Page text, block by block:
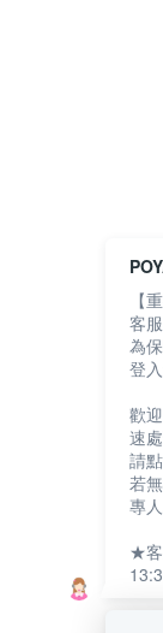
【
客
為
登
歡
速
請
若
專
★客